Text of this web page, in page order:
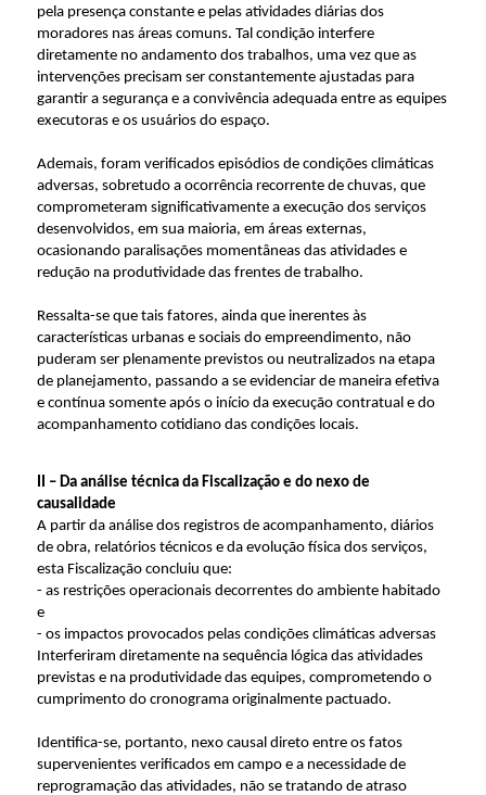
pela presença constante e pelas atividades diárias dos
moradores nas áreas comuns. Tal condição interfere
diretamente no andamento dos trabalhos, uma vez que as
intervenções precisam ser constantemente ajustadas para
garantir a segurança e a convivência adequada entre as equipes
executoras e os usuários do espaço.
Ademais, foram verificados episódios de condições climáticas
adversas, sobretudo a ocorrência recorrente de chuvas, que
comprometeram significativamente a execução dos serviços
desenvolvidos, em sua maioria, em áreas externas,
ocasionando paralisações momentâneas das atividades e
redução na produtividade das frentes de trabalho.
Ressalta-se que tais fatores, ainda que inerentes às
características urbanas e sociais do empreendimento, não
puderam ser plenamente previstos ou neutralizados na etapa
de planejamento, passando a se evidenciar de maneira efetiva
e contínua somente após o início da execução contratual e do
acompanhamento cotidiano das condições locais.
II – Da análise técnica da Fiscalização e do nexo de
causalidade
A partir da análise dos registros de acompanhamento, diários
de obra, relatórios técnicos e da evolução física dos serviços,
esta Fiscalização concluiu que:
- as restrições operacionais decorrentes do ambiente habitado
e
- os impactos provocados pelas condições climáticas adversas
Interferiram diretamente na sequência lógica das atividades
previstas e na produtividade das equipes, comprometendo o
cumprimento do cronograma originalmente pactuado.
Identifica-se, portanto, nexo causal direto entre os fatos
supervenientes verificados em campo e a necessidade de
reprogramação das atividades, não se tratando de atraso